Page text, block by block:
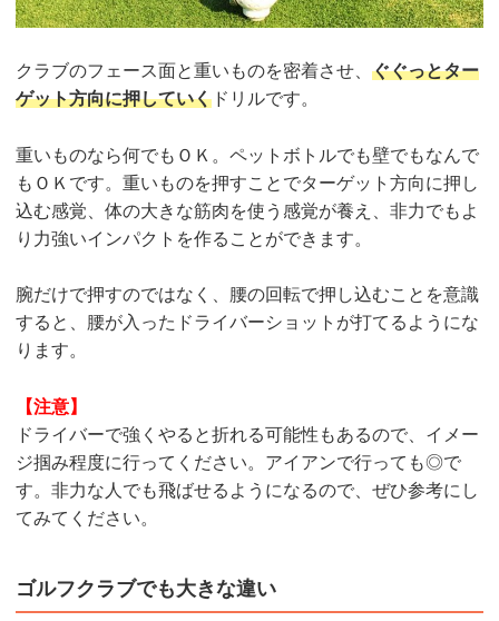
クラブのフェース面と重いものを密着させ、 ぐぐっとター
ゲット方向に押していく ドリルです。
重いものなら何でもＯＫ。ペットボトルでも壁でもなんで
もＯＫです。重いものを押すことでターゲット方向に押し
込む感覚、体の大きな筋肉を使う感覚が養え、非力でもよ
り力強いインパクトを作ることができます。
腕だけで押すのではなく、腰の回転で押し込むことを意識
すると、腰が入ったドライバーショットが打てるようにな
ります。
【注意】
ドライバーで強くやると折れる可能性もあるので、イメー
ジ掴み程度に行ってください。アイアンで行っても◎で
す。非力な人でも飛ばせるようになるので、ぜひ参考にし
てみてください。
ゴルフクラブでも大きな違い